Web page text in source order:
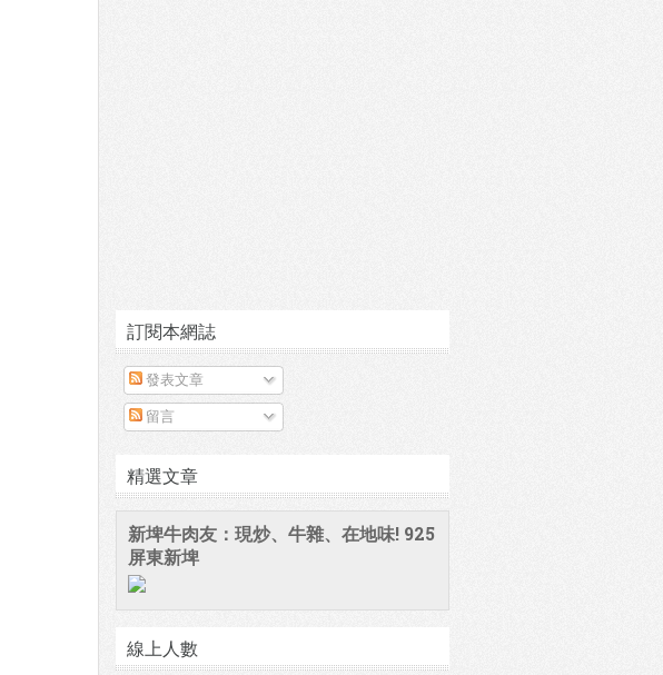
訂閱本網誌
發表文章
留言
精選文章
新埤牛肉友：現炒、牛雜、在地味! 925
屏東新埤
線上人數